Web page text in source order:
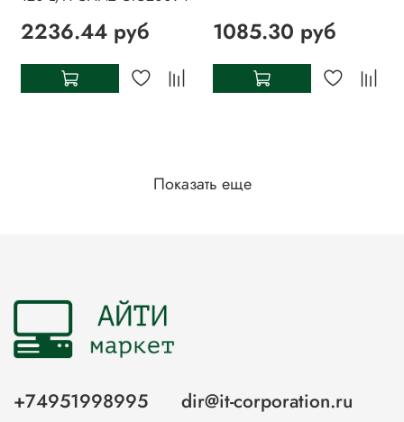
2236.44 руб 1085.30 руб
Показать еще
+74951998995 dir@it-corporation.ru